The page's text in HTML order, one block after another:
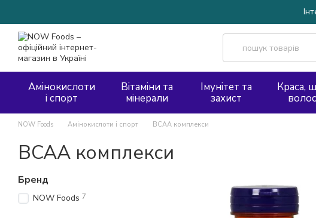
Амінокислоти
і спорт
Вітаміни та
мінерали
Імунітет та
захист
Краса,
NOW Foods Амінокислоти і спорт BCAA комплекси
BCAA комплекси
Бренд
NOW Foods 7